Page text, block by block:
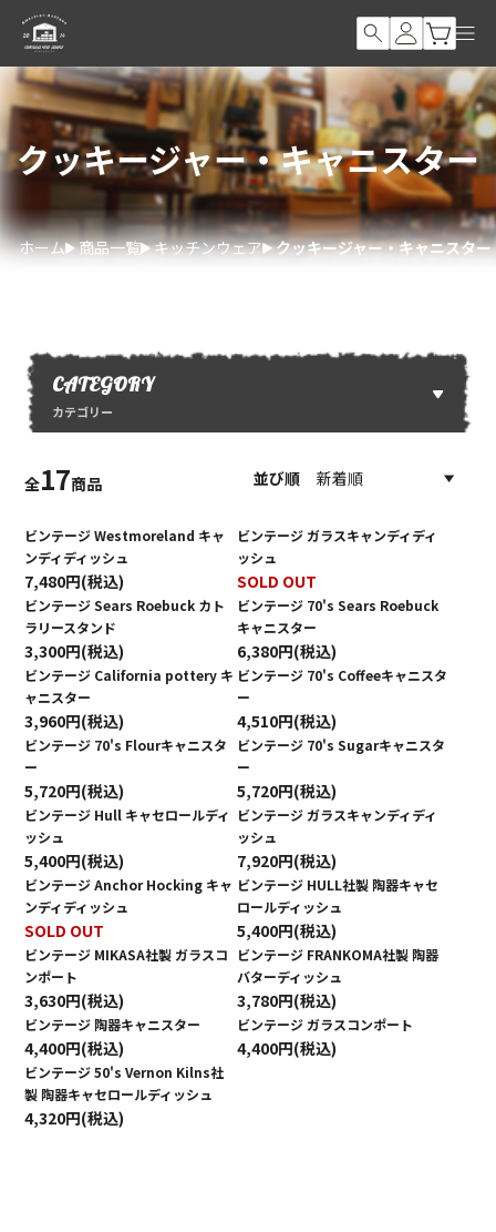
クッキージャー・キャニスター
ホーム 商品一覧 キッチンウェア クッキージャー・キャニスター
CATEGORY
カテゴリー
全17商品 並び順
ビンテージ Westmoreland キャ
ンディディッシュ
7,480円(税込)
ビンテージ ガラスキャンディディ
ッシュ
SOLD OUT
ビンテージ Sears Roebuck カト
ラリースタンド
3,300円(税込)
ビンテージ 70's Sears Roebuck
キャニスター
6,380円(税込)
ビンテージ California pottery キ
ャニスター
3,960円(税込)
ビンテージ 70's Coffeeキャニスタ
ー
4,510円(税込)
ビンテージ 70's Flourキャニスタ
ー
5,720円(税込)
ビンテージ 70's Sugarキャニスタ
ー
5,720円(税込)
ビンテージ Hull キャセロールディ
ッシュ
5,400円(税込)
ビンテージ ガラスキャンディディ
ッシュ
7,920円(税込)
ビンテージ Anchor Hocking キャ
ンディディッシュ
SOLD OUT
ビンテージ HULL社製 陶器キャセ
ロールディッシュ
5,400円(税込)
ビンテージ MIKASA社製 ガラスコ
ンポート
3,630円(税込)
ビンテージ FRANKOMA社製 陶器
バターディッシュ
3,780円(税込)
ビンテージ 陶器キャニスター
4,400円(税込)
ビンテージ ガラスコンポート
4,400円(税込)
ビンテージ 50's Vernon Kilns社
製 陶器キャセロールディッシュ
4,320円(税込)